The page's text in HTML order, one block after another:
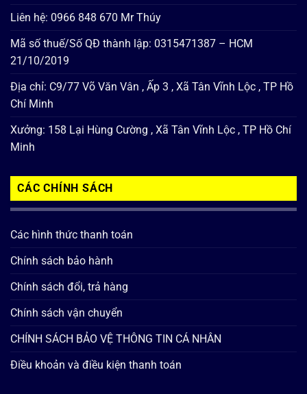
Liên hệ: 0966 848 670 Mr Thúy
Mã số thuế/Số QĐ thành lập: 0315471387 – HCM
21/10/2019
Địa chỉ: C9/77 Võ Văn Vân , Ấp 3 , Xã Tân Vĩnh Lộc , TP Hồ
Chí Minh
Xưởng: 158 Lại Hùng Cường , Xã Tân Vĩnh Lộc , TP Hồ Chí
Minh
CÁC CHÍNH SÁCH
Các hình thức thanh toán
Chính sách bảo hành
Chính sách đổi, trả hàng
Chính sách vận chuyển
CHÍNH SÁCH BẢO VỆ THÔNG TIN CÁ NHÂN
Điều khoản và điều kiện thanh toán